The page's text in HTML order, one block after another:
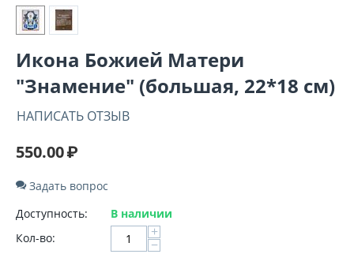
Икона Божией Матери
"Знамение" (большая, 22*18 см)
НАПИСАТЬ ОТЗЫВ
550.00₽
Задать вопрос
Доступность:
В наличии
Кол-во:
+
−